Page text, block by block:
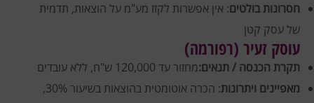
חסרונות בולטים: אין אפשרות לקזז מע"מ על הוצאות, תדמית
של עסק קטן
עוסק זעיר (רפורמה)
תקרת הכנסה / תנאים:מחזור עד 120,000 ש"ח, ללא עובדים
מאפיינים ויתרונות
: הכרה אוטומטית בהוצאות בשיעור 30%,